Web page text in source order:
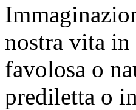
nostra vita in
favolosa o
prediletta o